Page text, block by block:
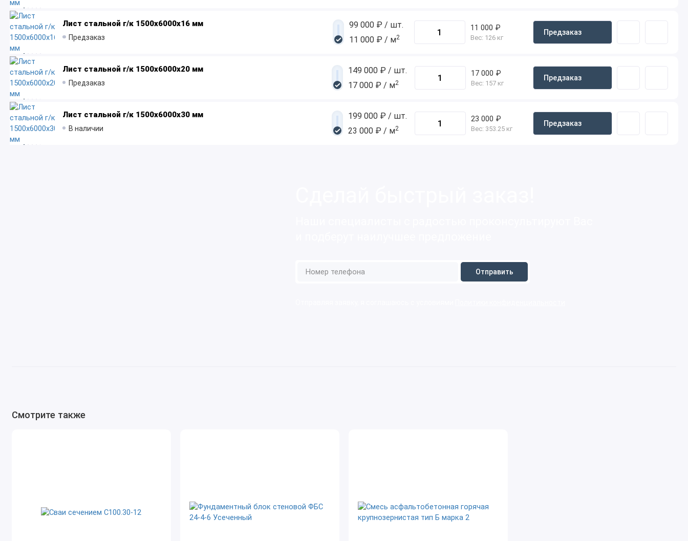
Лист стальной г/к 1500x6000х16 мм
Предзаказ
99 000 ₽ / шт.
11 000 ₽ / м2
11 000 ₽
Вес: 126 кг
Предзаказ
Лист стальной г/к 1500x6000х20 мм
Предзаказ
149 000 ₽ / шт.
17 000 ₽ / м2
17 000 ₽
Вес: 157 кг
Предзаказ
Лист стальной г/к 1500x6000х30 мм
В наличии
199 000 ₽ / шт.
23 000 ₽ / м2
23 000 ₽
Вес: 353.25 кг
Предзаказ
Отправить
Cмотрите также